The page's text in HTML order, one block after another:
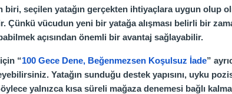
seçilen yatağın gerçekten ihtiyaçlara uygun olup
vücudun yeni bir yatağa alışması belirli bir
açısından önemli bir avantaj sağlayabilir.
“100 Gece Dene, Beğenmezsen Koşulsuz İade”
Yatağın sunduğu destek yapısını, uyku
yalnızca kısa süreli mağaza denemesi bağlı